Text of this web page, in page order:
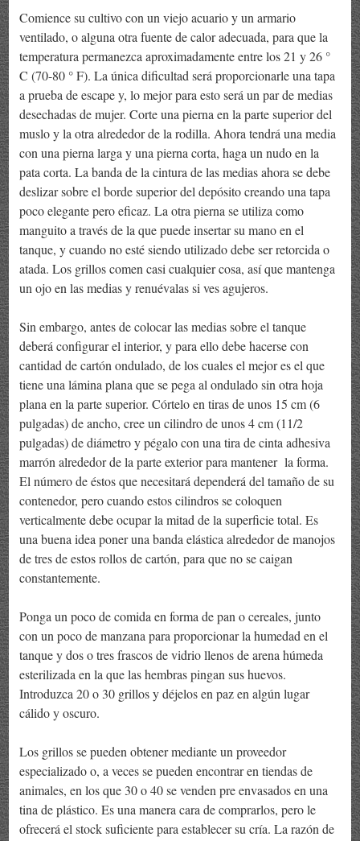
Comience su cultivo con un viejo acuario y un armario
ventilado, o alguna otra fuente de calor adecuada, para que la
temperatura permanezca aproximadamente entre los 21 y 26 °
C (70-80 ° F). La única dificultad será proporcionarle una tapa
a prueba de escape y, lo mejor para esto será un par de medias
desechadas de mujer. Corte una pierna en la parte superior del
muslo y la otra alrededor de la rodilla. Ahora tendrá una media
con una pierna larga y una pierna corta, haga un nudo en la
pata corta. La banda de la cintura de las medias ahora se debe
deslizar sobre el borde superior del depósito creando una tapa
poco elegante pero eficaz. La otra pierna se utiliza como
manguito a través de la que puede insertar su mano en el
tanque, y cuando no esté siendo utilizado debe ser retorcida o
atada. Los grillos comen casi cualquier cosa, así que mantenga
un ojo en las medias y renuévalas si ves agujeros.
Sin embargo, antes de colocar las medias sobre el tanque
deberá configurar el interior, y para ello debe hacerse con
cantidad de cartón ondulado, de los cuales el mejor es el que
tiene una lámina plana que se pega al ondulado sin otra hoja
plana en la parte superior. Córtelo en tiras de unos 15 cm (6
pulgadas) de ancho, cree un cilindro de unos 4 cm (11/2
pulgadas) de diámetro y pégalo con una tira de cinta adhesiva
marrón alrededor de la parte exterior para mantener la forma.
El número de éstos que necesitará dependerá del tamaño de su
contenedor, pero cuando estos cilindros se coloquen
verticalmente debe ocupar la mitad de la superficie total. Es
una buena idea poner una banda elástica alrededor de manojos
de tres de estos rollos de cartón, para que no se caigan
constantemente.
Ponga un poco de comida en forma de pan o cereales, junto
con un poco de manzana para proporcionar la humedad en el
tanque y dos o tres frascos de vidrio llenos de arena húmeda
esterilizada en la que las hembras pingan sus huevos.
Introduzca 20 o 30 grillos y déjelos en paz en algún lugar
cálido y oscuro.
Los grillos se pueden obtener mediante un proveedor
especializado o, a veces se pueden encontrar en tiendas de
animales, en los que 30 o 40 se venden pre envasados en una
tina de plástico. Es una manera cara de comprarlos, pero le
ofrecerá el stock suficiente para establecer su cría. La razón de